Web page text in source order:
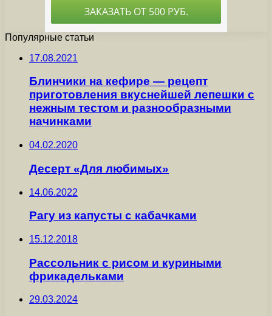
Популярные статьи
17.08.2021
Блинчики на кефире — рецепт
приготовления вкуснейшей лепешки с
нежным тестом и разнообразными
начинками
04.02.2020
Десерт «Для любимых»
14.06.2022
Рагу из капусты с кабачками
15.12.2018
Рассольник с рисом и куриными
фрикадельками
29.03.2024